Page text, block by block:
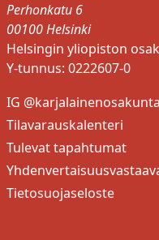
Perhonkatu 6
00100 Helsinki
Helsingin yliopiston
Y-tunnus: 0222607-0
IG @karjalainenosakunta
Tilavarauskalenteri
Tulevat tapahtumat
Tietosuojaseloste